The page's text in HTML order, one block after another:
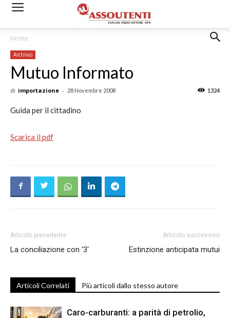
Home
Archivio
Mutuo Informato
di importazione - 28 Novembre 2008 1324
Guida per il cittadino
Scarica il pdf
Articolo precedente
La conciliazione con '3'
Articolo successivo
Estinzione anticipata mutui
Articoli Correlati Più articoli dallo stesso autore
Caro-carburanti: a parità di petrolio,